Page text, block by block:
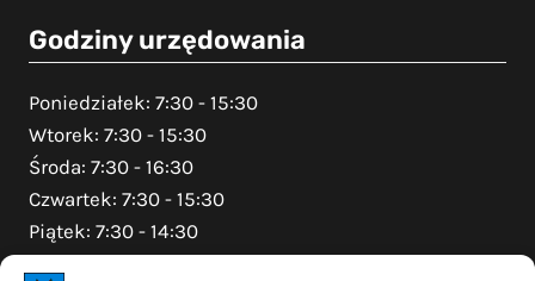
Godziny urzędowania
Poniedziałek: 7:30 - 15:30
Wtorek: 7:30 - 15:30
Środa: 7:30 - 16:30
Czwartek: 7:30 - 15:30
Piątek: 7:30 - 14:30